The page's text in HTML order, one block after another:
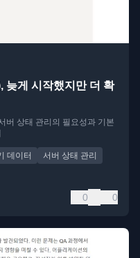
늦게 시작했지만 더 확
버 상태 관리의 필요성과 기본
데이터
서버 상태 관리
0 0